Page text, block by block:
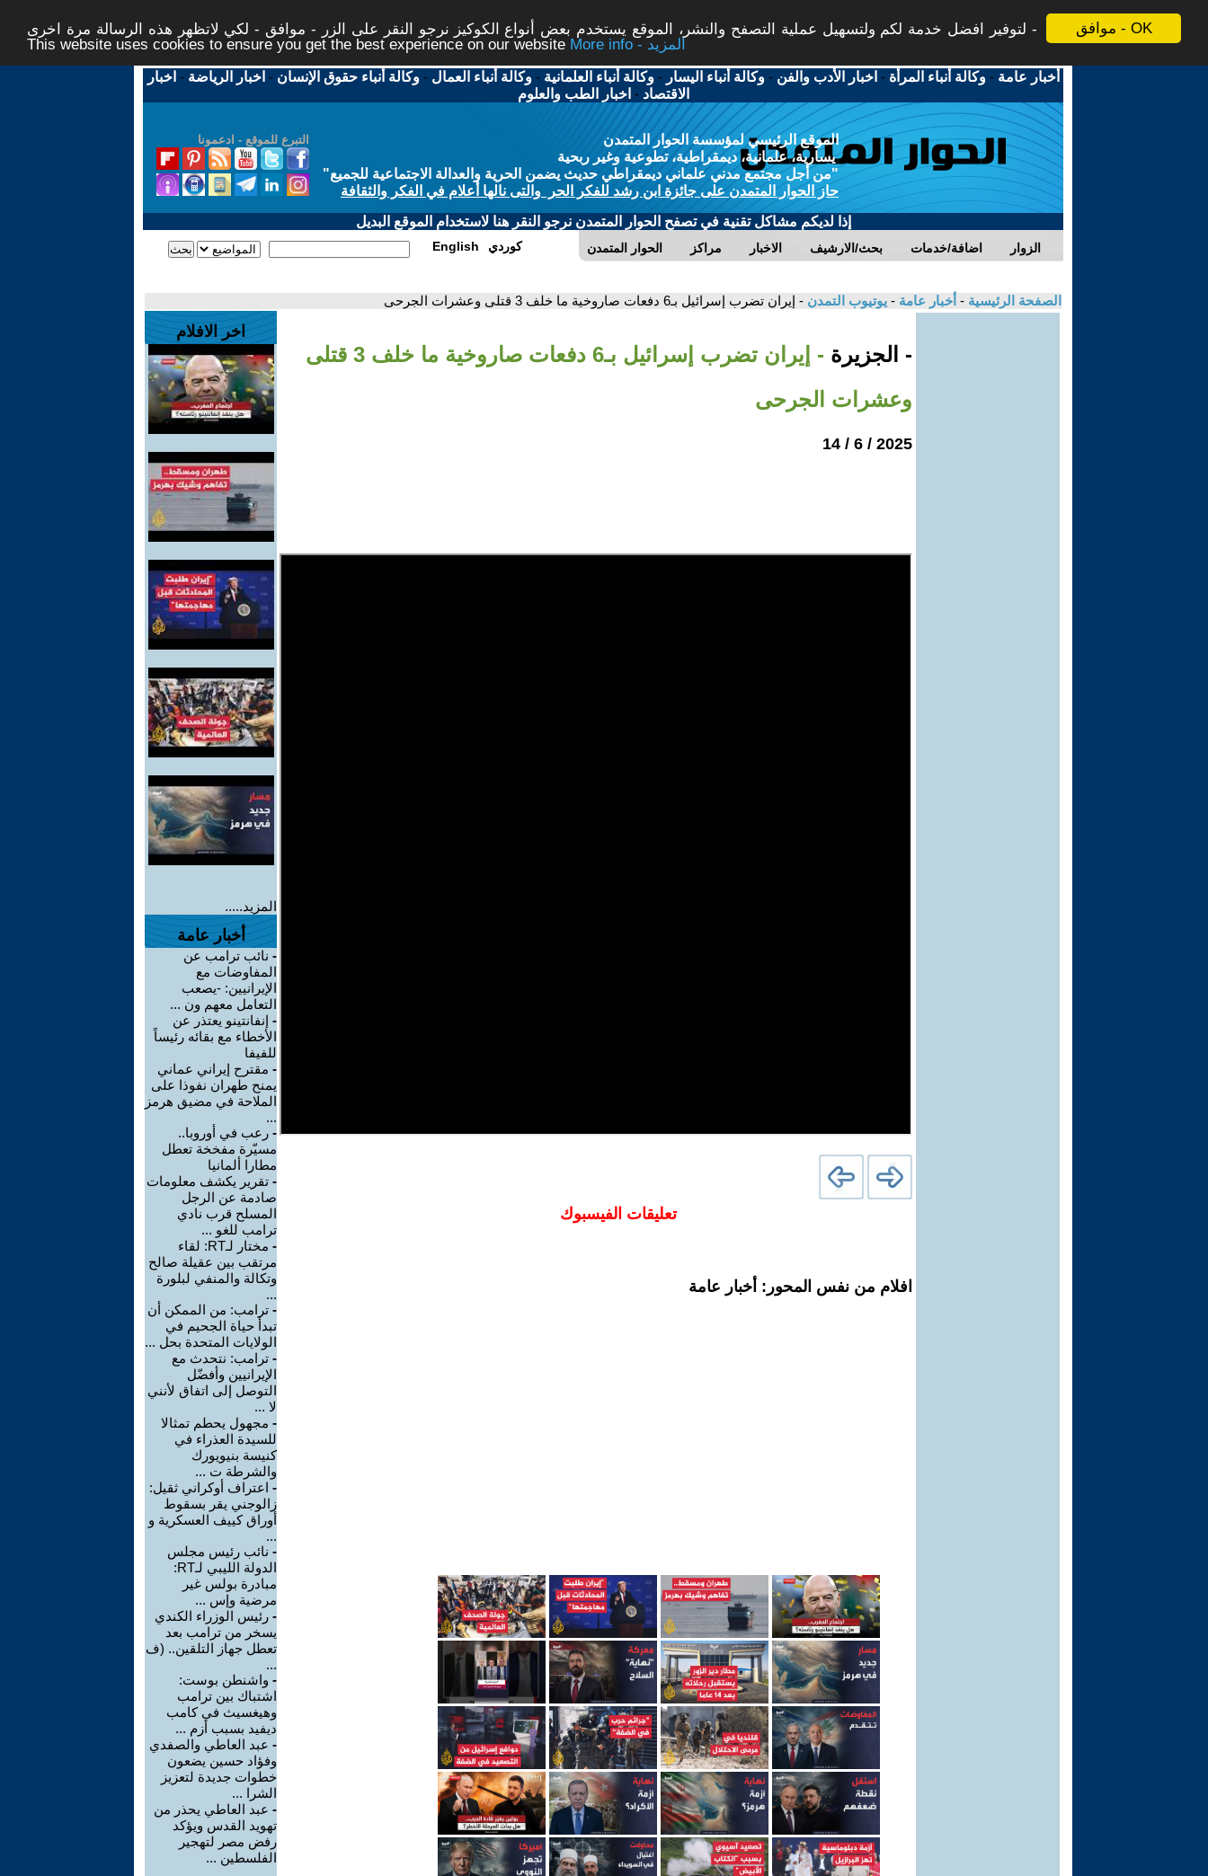
موافق - OK
لتوفير افضل خدمة لكم ولتسهيل عملية التصفح والنشر، الموقع يستخدم بعض أنواع الكوكيز نرجو النقر على الزر - موافق - لكي لاتظهر هذه الرسالة مرة اخرى -
This website uses cookies to ensure you get the best experience on our website
More info - المزيد
أخبار عامة -وكالة أنباء المرأة - اخبار الأدب والفن -وكالة أنباء اليسار -وكالة أنباء العلمانية -وكالة أنباء العمال -وكالة أنباء حقوق الإنسان - اخبار الرياضة - اخبار
الاقتصاد - اخبار الطب والعلوم
التبرع للموقع - ادعمونا
الموقع الرئيسي لمؤسسة الحوار المتمدن
يسارية، علمانية، ديمقراطية، تطوعية وغير ربحية
"من أجل مجتمع مدني علماني ديمقراطي حديث يضمن الحرية والعدالة الاجتماعية للجميع"
حاز الحوار المتمدن على جائزة ابن رشد للفكر الحر والتى نالها أعلام في الفكر والثقافة
إذا لديكم مشاكل تقنية في تصفح الحوار المتمدن نرجو النقر هنا لاستخدام الموقع البديل
الحوار المتمدن مراكز الاخبار بحث/الارشيف اضافة/خدمات الزوار English كوردي
الصفحة الرئيسية - أخبار عامة - يوتيوب التمدن - إيران تضرب إسرائيل بـ6 دفعات صاروخية ما خلف 3 قتلى وعشرات الجرحى
- الجزيرة
- إيران تضرب إسرائيل بـ6 دفعات صاروخية ما خلف 3 قتلى
وعشرات الجرحى
2025 / 6 / 14
تعليقات الفيسبوك
افلام من نفس المحور: أخبار عامة
اخر الافلام
المزيد.....
أخبار عامة
- نائب ترامب عن
المفاوضات مع
الإيرانيين: -يصعب
التعامل معهم ون ...
- إنفانتينو يعتذر عن
الأخطاء مع بقائه رئيساً
للفيفا
- مقترح إيراني عماني
يمنح طهران نفوذا على
الملاحة في مضيق هرمز
...
- رعب في أوروبا..
مسيّرة مفخخة تعطل
مطارا ألمانيا
- تقرير يكشف معلومات
صادمة عن الرجل
المسلح قرب نادي
ترامب للغو ...
-
مختار لـRT: لقاء
مرتقب بين عقيلة صالح
وتكالة والمنفي لبلورة
...
- ترامب: من الممكن أن
تبدأ حياة الجحيم في
الولايات المتحدة بحل ...
- ترامب: نتحدث مع
الإيرانيين وأفضّل
التوصل إلى اتفاق لأنني
لا ...
- مجهول يحطم تمثالا
للسيدة العذراء في
كنيسة بنيويورك
والشرطة ت ...
- اعتراف أوكراني ثقيل:
زالوجني يقر بسقوط
أوراق كييف العسكرية و
...
- نائب رئيس مجلس
الدولة الليبي لـRT:
مبادرة بولس غير
مرضية وإس ...
- رئيس الوزراء الكندي
يسخر من ترامب بعد
تعطل جهاز التلقين.. (ف
...
- واشنطن بوست:
اشتباك بين ترامب
وهيغسيث في كامب
ديفيد بسبب أزم ...
- عبد العاطي والصفدي
وفؤاد حسين يضعون
خطوات جديدة لتعزيز
الشرا ...
- عبد العاطي يحذر من
تهويد القدس ويؤكد
رفض مصر لتهجير
الفلسطين ...